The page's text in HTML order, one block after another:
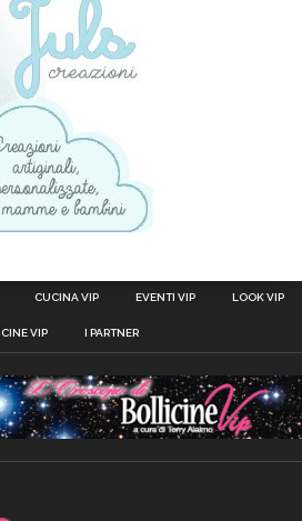
CUCINA VIP EVENTI VIP LOOK VIP
VIP I PARTNER